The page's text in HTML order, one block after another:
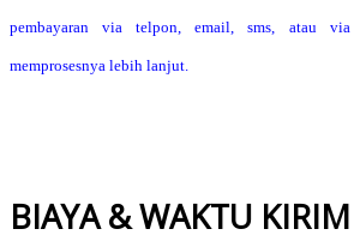
pembayaran via telpon, email, sms, atau
memprosesnya lebih lanjut.
BIAYA & WAKTU KIRIM